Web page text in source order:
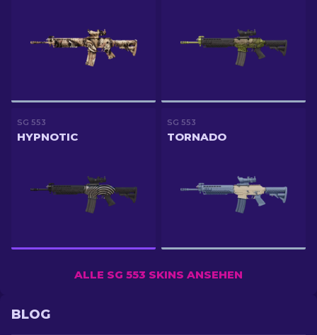
SG 553
HYPNOTIC
SG 553
TORNADO
ALLE SG 553 SKINS ANSEHEN
BLOG